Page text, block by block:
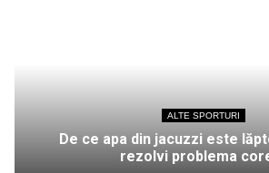
ALTE SPORTURI
De ce apa din jacuzzi este
rezolvi problema